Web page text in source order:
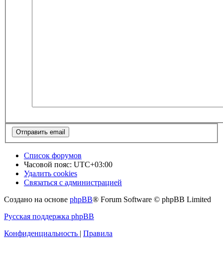
Список форумов
Часовой пояс: UTC+03:00
Удалить cookies
Связаться с администрацией
Создано на основе phpBB® Forum Software © phpBB Limited
Русская поддержка phpBB
Конфиденциальность
Правила